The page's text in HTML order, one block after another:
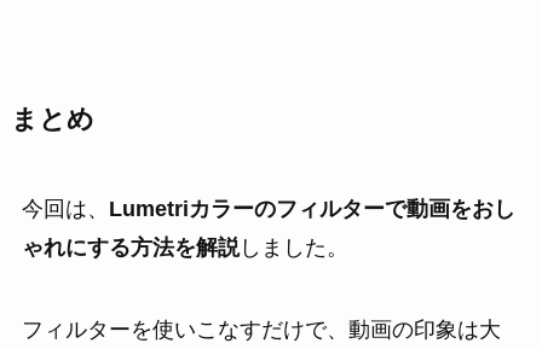
まとめ
今回は、 Lumetriカラーのフィルターで動画をおし
ゃれにする方法を解説しました。
フィルターを使いこなすだけで、動画の印象は大